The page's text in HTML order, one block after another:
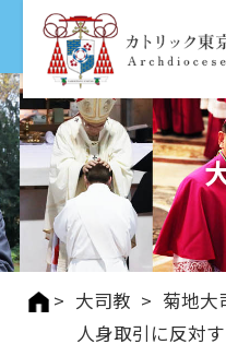
> 大司教 > 菊地大
人身取引に反対